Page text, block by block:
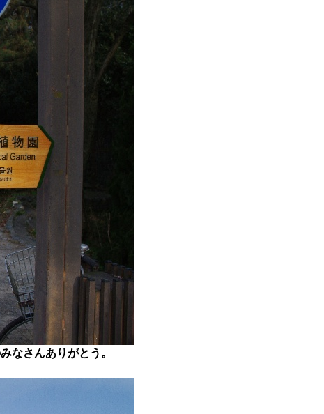
なさんありがとう。